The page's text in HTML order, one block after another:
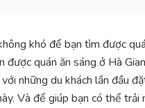
khó để bạn tìm được
được quán ăn sáng ở Hà
những du khách lần đầu
Và để giúp bạn có thể trải